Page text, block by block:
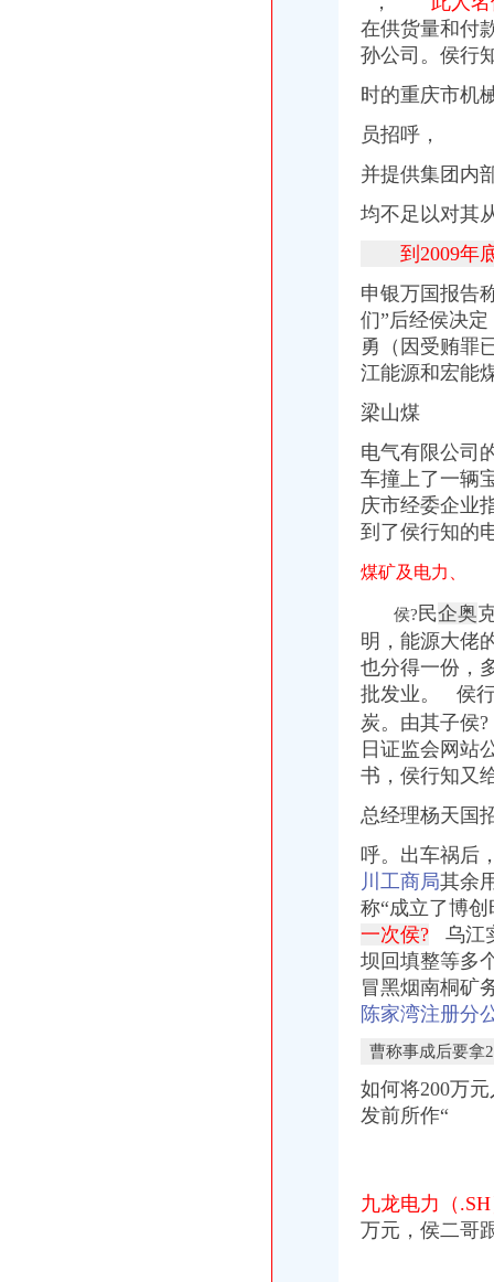
【滑片空机厂家】_滑片空机公司_滑片空机供应商-中国网库
【驻厂财务（青木关）招聘】重庆陈大毛面业发展有限公司新招聘信
【重庆沙坪坝区青木关镇】企业|厂家|黄页|名录_第20页_顺企网
申通快递西永分公司青木关代理点电话,申通快递西永分公司青木关代
在供货量和付
孙公司。 侯行
时的重庆市机
员招呼，
并提供集团内
均不足以对
到2009年
申银万国报告
们”后经侯决定
勇（因受贿
江能源和宏能
梁山煤
电气有限公司
车撞上了一辆
庆市经委企业
到了侯行知的
煤矿及电力、
侯?民企奥
明，能源大佬
也分得一份，
批发业。
侯
炭。由其子侯
日证监会网站
书，侯行知又
总经理杨天国
呼。出车祸后
川工商局其余
称“成立了博
一次侯? 乌江
坝回填整等多
冒黑烟南桐矿
陈家湾注册分
曹称事成后要拿
如何将200万
发前所作“
九龙电力（
万元，侯二哥